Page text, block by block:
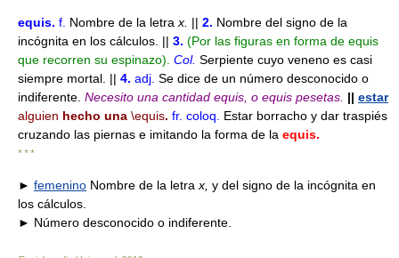
equis. f. Nombre de la letra x. || 2. Nombre del signo de la
incógnita en los cálculos. || 3. (Por las figuras en forma de equis
que recorren su espinazo). Col. Serpiente cuyo veneno es casi
siempre mortal. || 4. adj. Se dice de un número desconocido o
indiferente. Necesito una cantidad equis, o equis pesetas. || estar
alguien hecho una \equis. fr. coloq.
Estar borracho y dar traspiés
cruzando las piernas e imitando la forma de la equis.
* * *
► femenino Nombre de la letra x, y del signo de la incógnita en
los cálculos.
► Número desconocido o indiferente.